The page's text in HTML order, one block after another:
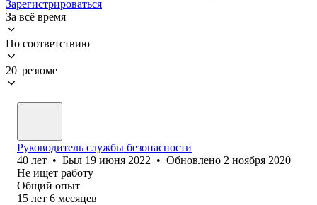
Зарегистрироваться
За всё время
По соответствию
20 резюме
Руководитель службы безопасности
40 лет • Был 19 июня 2022 • Обновлено 2 ноября 2020
Не ищет работу
Общий опыт
15 лет 6 месяцев